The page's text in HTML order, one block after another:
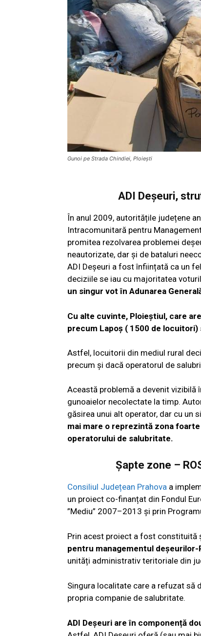
Gunoi pe Strada Chindiei, Ploiești
ADI Deșeuri,
În anul 2009, autoritățile județene
Intracomunitară pentru
promitea rezolvarea problemei
neautorizate, dar și de bataluri
ADI Deșeuri a fost înființată ca un
deciziile se iau cu majoritatea
un singur vot în Adunarea
Cu alte cuvinte, Ploieștiul, care
precum Lapoș ( 1500 de
Astfel, locuitorii din mediul rural
precum și dacă operatorul de
Această problemă a devenit
gunoaielor necolectate la timp.
găsirea unui alt operator, dar cu un
mai mare o reprezintă zona
operatorului de salubritate.
Șapte zone –
Consiliul Județean Prahova a
un proiect co-finanțat din Fondul
”Mediu” 2007–2013 și prin
Prin acest proiect a fost constituită
pentru managementul deșeurilor-
unități administrativ teritoriale din
Singura localitate care a refuzat să
propria companie de salubritate.
ADI Deșeuri are în componență